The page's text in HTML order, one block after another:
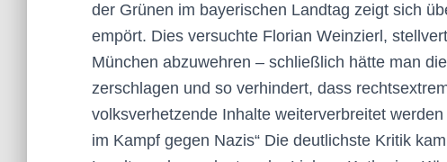
der Grünen im bayerischen Landtag zeigt sich
empört. Dies versuchte Florian Weinzierl,
München abzuwehren – schließlich hätte man
zerschlagen und so verhindert, dass
volksverhetzende Inhalte weiterverbreitet
im Kampf gegen Nazis“ Die deutlichste Kritik